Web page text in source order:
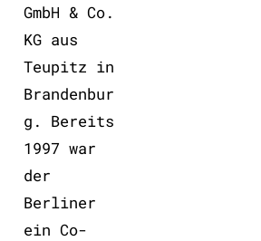
GmbH & Co.
KG aus
Teupitz in
Brandenbur
g. Bereits
1997 war
der
Berliner
ein Co-